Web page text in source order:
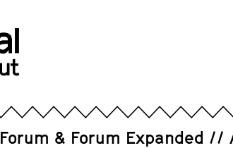
Forum & Forum Expanded